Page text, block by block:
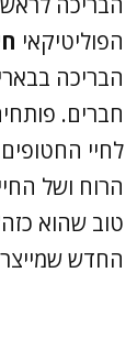
הפוליטיקאי
הבריכה
חברים.
לחיי
הרוח ושל
טוב שהוא
החדש